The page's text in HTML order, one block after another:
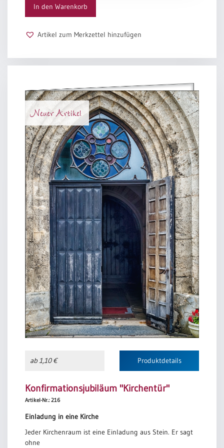
In den Warenkorb
Artikel zum Merkzettel hinzufügen
Neuer Artikel
ab 1,10 € Produktdetails
Konfirmationsjubiläum "Kirchentür"
Artikel-Nr.: 216
Einladung in eine Kirche
Jeder Kirchenraum ist eine Einladung aus Stein. Er sagt
ohne